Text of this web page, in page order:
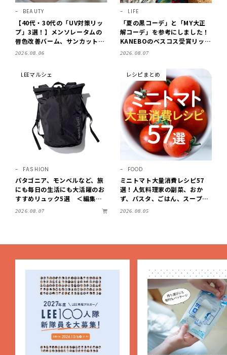
BEAUTY
【40代・30代の「UV対策リッ
プ」3選！】メンソレータムの
唇色改善バーム、サンカットな
どを「夏の紫外線対策」に愛用
2026.08.06
LIFE
「夏の黒コーデ」と「MY大正
解コーデ」を参考にしました！
KANEBOのベスコス受賞リップ
購入も。LEE8・9月号を読んだ
ューvol.6・2026】
2026.08.07
LEEマルシェ
FASHION
パタゴニア、モンベルなど、旅
にも毎日の生活にも大活躍のお
すすめリュック5選 ＜編集部
セレクト＞【LEEマルシェ】
2026.08.07
レシピまとめ
FOOD
ミニトマト大量消費レシピ57
選！人気料理家の副菜、おか
ず、パスタ、ごはん、スープま
で【保存版】
2026.08.05